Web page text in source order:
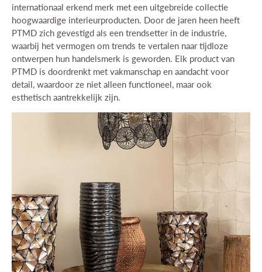
internationaal erkend merk met een uitgebreide collectie
hoogwaardige interieurproducten. Door de jaren heen heeft
PTMD zich gevestigd als een trendsetter in de industrie,
waarbij het vermogen om trends te vertalen naar tijdloze
ontwerpen hun handelsmerk is geworden. Elk product van
PTMD is doordrenkt met vakmanschap en aandacht voor
detail, waardoor ze niet alleen functioneel, maar ook
esthetisch aantrekkelijk zijn.